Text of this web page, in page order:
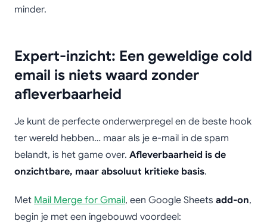
minder.
Expert-inzicht: Een geweldige cold
email is niets waard zonder
afleverbaarheid
Je kunt de perfecte onderwerpregel en de beste hook
ter wereld hebben… maar als je e-mail in de spam
belandt, is het game over. Afleverbaarheid is de
onzichtbare, maar absoluut kritieke basis.
Met Mail Merge for Gmail, een Google Sheets add-on,
begin je met een ingebouwd voordeel: